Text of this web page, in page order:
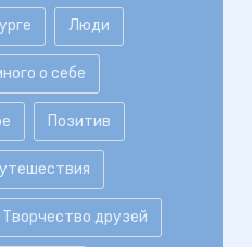
Люди
о себе
Позитив
Творчество друзей